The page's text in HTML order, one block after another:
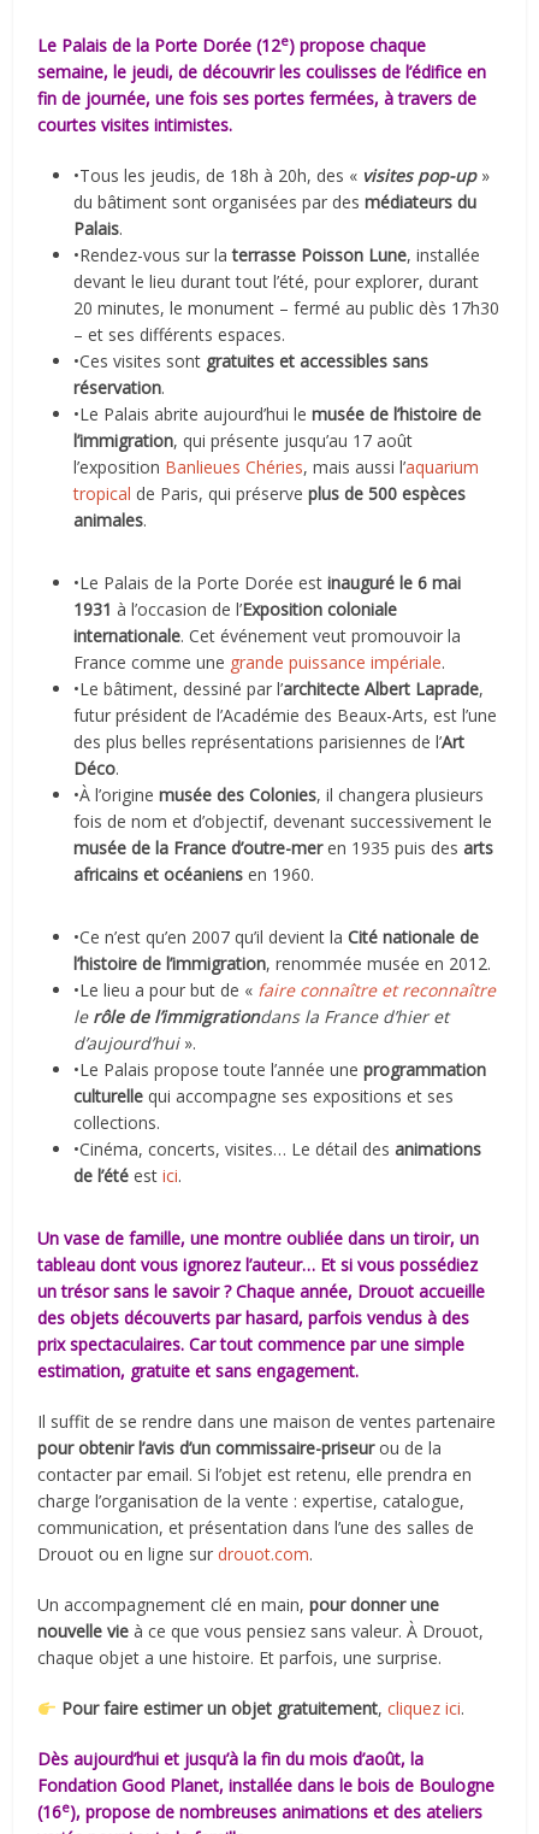
Le Palais de la Porte Dorée (12e) propose chaque
semaine, le jeudi, de découvrir les coulisses de l’édifice en
fin de journée, une fois ses portes fermées, à travers de
courtes visites intimistes.
•Tous les jeudis, de 18h à 20h, des « visites pop-up»
du bâtiment sont organisées par desmédiateurs du
Palais.
•Rendez-vous sur la terrasse Poisson Lune, installée
devant le lieu durant tout l’été, pour explorer, durant
20 minutes, le monument – fermé au public dès 17h30
– et ses différents espaces.
•Ces visites sont gratuites et accessibles sans
réservation.
•Le Palais abrite aujourd’hui lemusée de l’histoire de
l’immigration, qui présente jusqu’au 17 août
l’exposition Banlieues Chéries, mais aussi l’aquarium
tropical de Paris, qui préserveplus de 500 espèces
animales.
•Le Palais de la Porte Dorée estinauguré le 6 mai
1931 à l’occasion de l’Exposition coloniale
internationale. Cet événement veut promouvoir la
France comme une grande puissance impériale.
•Le bâtiment, dessiné par l’architecte Albert Laprade,
futur président de l’Académie des Beaux-Arts, est l’une
des plus belles représentations parisiennes de l’Art
Déco.
•À l’originemusée des Colonies, il changera plusieurs
fois de nom et d’objectif, devenant successivement le
musée de la France d’outre-meren 1935 puis desarts
africains et océaniens en 1960.
•Ce n’est qu’en 2007 qu’il devient laCité nationale de
l’histoire de l’immigration, renommée musée en 2012.
•Le lieu a pour but de « faire connaître et reconnaître
le rôle de l’immigrationdans la France d’hier et
d’aujourd’hui».
•Le Palais propose toute l’année une programmation
culturelle qui accompagne ses expositions et ses
collections.
•Cinéma, concerts, visites… Le détail desanimations
de l’été estici.
Un vase de famille, une montre oubliée dans un tiroir, un
tableau dont vous ignorez l’auteur… Et si vous possédiez
un trésor sans le savoir ? Chaque année, Drouot accueille
des objets découverts par hasard, parfois vendus à des
prix spectaculaires. Car tout commence par une simple
estimation, gratuite et sans engagement.
Il suffit de se rendre dans une maison de ventes partenaire
pour obtenir l’avis d’un commissaire-priseurou de la
contacter par email. Si l’objet est retenu, elle prendra en
charge l’organisation de la vente : expertise, catalogue,
communication, et présentation dans l’une des salles de
Drouot ou en ligne surdrouot.com.
Un accompagnement clé en main,pour donner une
nouvelle vie à ce que vous pensiez sans valeur. À Drouot,
chaque objet a une histoire. Et parfois, une surprise.
Pour faire estimer un objet gratuitement,cliquez ici.
Dès aujourd’hui et jusqu’à la fin du mois d’août, la
Fondation Good Planet, installée dans le bois de Boulogne
(16e), propose de nombreuses animations et des ateliers